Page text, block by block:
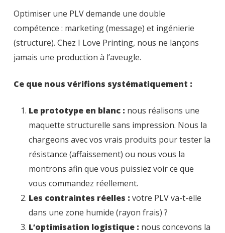
Optimiser une PLV demande une double
compétence : marketing (message) et ingénierie
(structure). Chez I Love Printing, nous ne lançons
jamais une production à l’aveugle.
Ce que nous vérifions systématiquement :
Le prototype en blanc : nous réalisons une
maquette structurelle sans impression. Nous la
chargeons avec vos vrais produits pour tester la
résistance (affaissement) ou nous vous la
montrons afin que vous puissiez voir ce que
vous commandez réellement.
Les contraintes réelles : votre PLV va-t-elle
dans une zone humide (rayon frais) ?
L’optimisation logistique : nous concevons la